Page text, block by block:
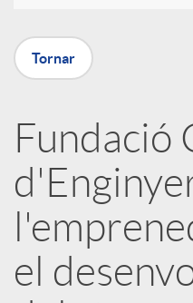
s
r
a
X
a
Tornar
Fundació
el